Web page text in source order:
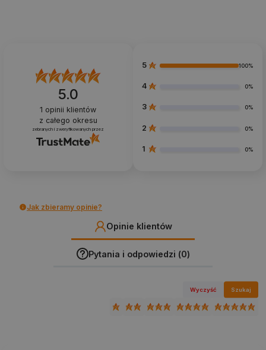
5.0
1 opinii klientów
z całego okresu
zebranych i zweryfikowanych przez
5 100%
4 0%
3 0%
2 0%
1 0%
Jak zbieramy opinie?
Opinie klientów
Pytania i odpowiedzi (0)
Wyczyść Szukaj